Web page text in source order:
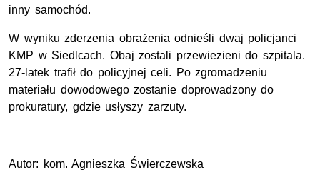
inny samochód.
W wyniku zderzenia obrażenia odnieśli dwaj policjanci
KMP w Siedlcach. Obaj zostali przewiezieni do szpitala.
27-latek trafił do policyjnej celi. Po zgromadzeniu
materiału dowodowego zostanie doprowadzony do
prokuratury, gdzie usłyszy zarzuty.
Autor: kom. Agnieszka Świerczewska